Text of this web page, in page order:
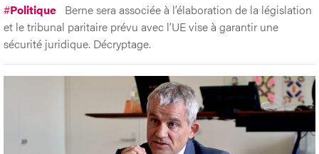
#Politique Berne sera associée à l’élaboration de la législation
et le tribunal paritaire prévu avec l’UE vise à garantir une
sécurité juridique. Décryptage.